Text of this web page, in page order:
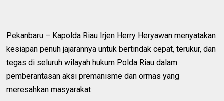
Pekanbaru – Kapolda Riau Irjen Herry Heryawan menyatakan
kesiapan penuh jajarannya untuk bertindak cepat, terukur, dan
tegas di seluruh wilayah hukum Polda Riau dalam
pemberantasan aksi premanisme dan ormas yang
meresahkan masyarakat